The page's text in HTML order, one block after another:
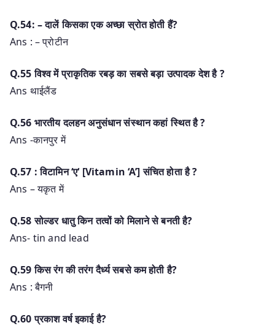
Q.54: – दालें किसका एक अच्छा स्रोत होती हैं?
Ans : – प्रोटीन
Q.55 विश्व में प्राकृतिक रबड़ का सबसे बड़ा उत्पादक देश है ?
Ans थाईलैंड
Q.56 भारतीय दलहन अनुसंधान संस्थान कहां स्थित है ?
Ans -कानपुर में
Q.57 : विटामिन ‘ए‘ [Vitamin ‘A’] संचित होता है ?
Ans – यकृत में
Q.58 सोल्डर धातु किन तत्वों को मिलाने से बनती है?
Ans- tin and lead
Q.59 किस रंग की तरंग दैर्ध्य सबसे कम होती है?
Ans : बैगनी
Q.60 प्रकाश वर्ष इकाई है?